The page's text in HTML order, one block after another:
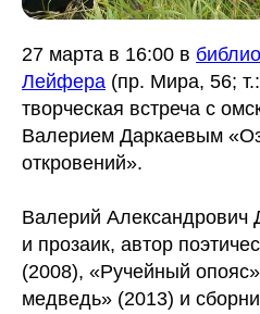
27 марта в 16:00 в
Лейфера (пр. Мира, 56;
творческая встреча с
Валерием Даркаевым
откровений».
Валерий Александрович
и прозаик, автор
(2008), «Ручейный
медведь» (2013) и